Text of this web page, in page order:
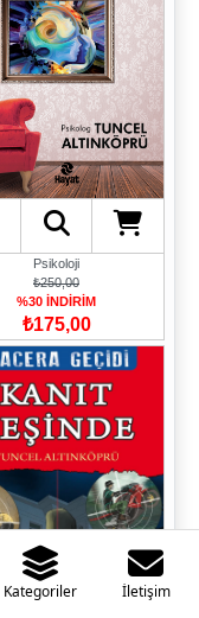
Psikoloji
₺250,00
%30 İNDİRİM
₺175,00
Kategoriler İletişim